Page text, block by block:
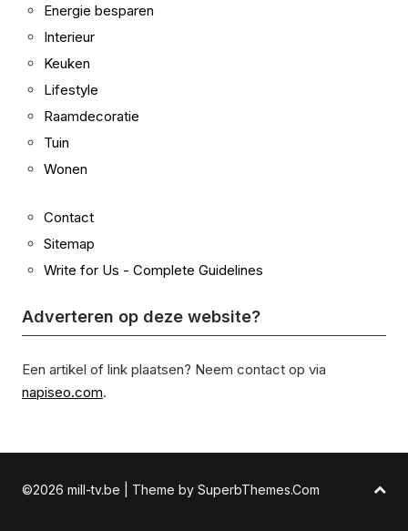
Energie besparen
Interieur
Keuken
Lifestyle
Raamdecoratie
Tuin
Wonen
Contact
Sitemap
Write for Us - Complete Guidelines
Adverteren op deze website?
Een artikel of link plaatsen? Neem contact op via
napiseo.com.
©2026 mill-tv.be | Theme by SuperbThemes.Com